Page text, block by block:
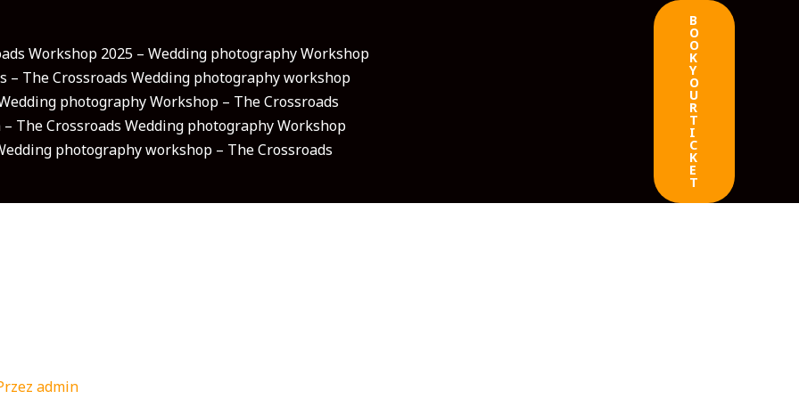
Workshop 2025 – Wedding photography Workshop
– The Crossroads Wedding photography workshop
photography Workshop – The Crossroads
The Crossroads Wedding photography Workshop
photography workshop – The Crossroads
B
O
O
K
Y
O
U
R
T
I
C
K
E
T
admin